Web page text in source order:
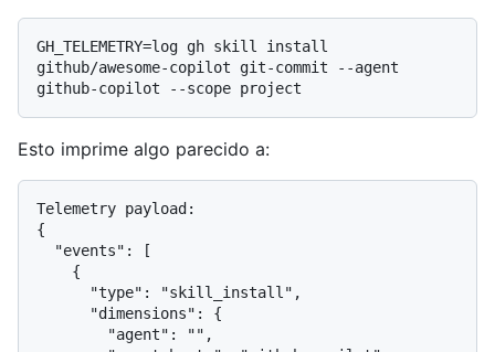
GH_TELEMETRY=log gh skill install
github/awesome-copilot git-commit --agent
Esto imprime algo parecido a:
Telemetry payload:
{